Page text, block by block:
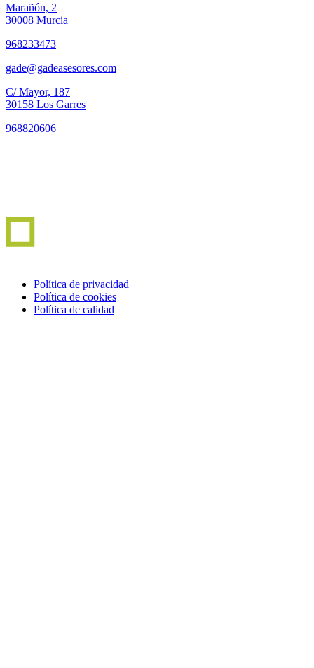
Marañón, 2
30008 Murcia
968233473
gade@gadeasesores.com
C/ Mayor, 187
30158 Los Garres
968820606
Política de privacidad
Política de cookies
Política de calidad